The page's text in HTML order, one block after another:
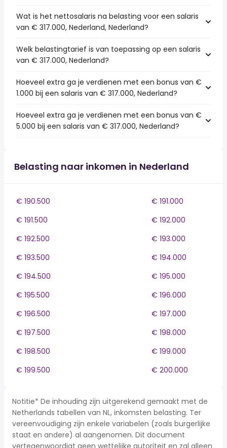
Wat is het nettosalaris na belasting voor een salaris
van € 317.000, Nederland, Nederland?
Welk belastingtarief is van toepassing op een salaris
van € 317.000, Nederland?
Hoeveel extra ga je verdienen met een bonus van €
1.000 bij een salaris van € 317.000, Nederland?
Hoeveel extra ga je verdienen met een bonus van €
5.000 bij een salaris van € 317.000, Nederland?
Belasting naar inkomen in Nederland
€ 190.500
€ 191.000
€ 191.500
€ 192.000
€ 192.500
€ 193.000
€ 193.500
€ 194.000
€ 194.500
€ 195.000
€ 195.500
€ 196.000
€ 196.500
€ 197.000
€ 197.500
€ 198.000
€ 198.500
€ 199.000
€ 199.500
€ 200.000
Notitie* De inhouding zijn uitgerekend gemaakt met de
Netherlands tabellen van NL, inkomsten belasting. Ter
vereenvoudiging zijn enkele variabelen (zoals burgerlijke
staat en andere) al aangenomen. Dit document
vertegenwoordigt geen wettelijke autoriteit en zal alleen